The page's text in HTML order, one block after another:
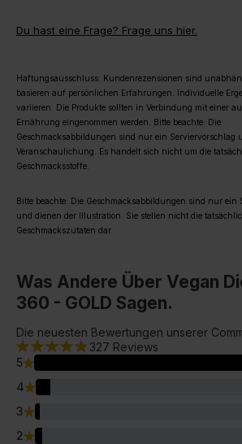
Du hast eine Frage? Frage uns hier.
Haftungsausschluss: Kundenrezensionen sind
basieren auf persönlichen Erfahrungen. Individuelle
variieren. Die Produkte sollten in Verbindung mit einer
Ernährung eingenommen werden. Bitte beachte: Die
Geschmacksabbildungen sind nur ein Serviervorschlag
Veranschaulichung. Es handelt sich nicht um die
Geschmacksstoffe.
Bitte beachte: Die Geschmacksabbildungen sind nur ein
und dienen der Illustration. Sie stellen nicht die
Geschmackszutaten dar.
Was Andere Über Vegan
360 - GOLD Sagen.
Die neuesten Bewertungen unserer
327 Reviews
5
4
3
2